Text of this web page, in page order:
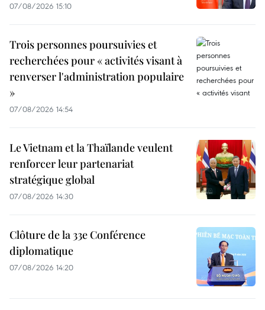
07/08/2026 15:10
Trois personnes poursuivies et
recherchées pour « activités visant à
renverser l'administration populaire
»
07/08/2026 14:54
Le Vietnam et la Thaïlande veulent
renforcer leur partenariat
stratégique global
07/08/2026 14:30
Clôture de la 33e Conférence
diplomatique
07/08/2026 14:20